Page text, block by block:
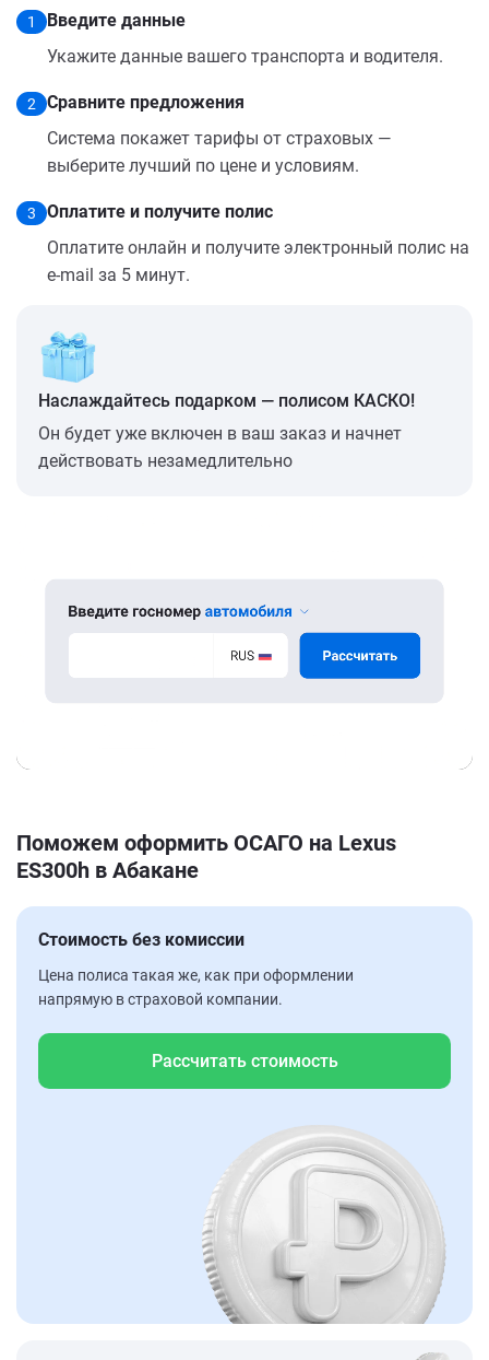
1
Введите данные
Укажите данные вашего транспорта и водителя.
2
Сравните предложения
Система покажет тарифы от страховых —
выберите лучший по цене и условиям.
3
Оплатите и получите полис
Оплатите онлайн и получите электронный полис на
e-mail за 5 минут.
Наслаждайтесь подарком — полисом КАСКО!
Он будет уже включен в ваш заказ и начнет
действовать незамедлительно
Поможем оформить ОСАГО на Lexus
ES300h в Абакане
Стоимость без комиссии
Цена полиса такая же, как при оформлении
напрямую в страховой компании.
Рассчитать стоимость